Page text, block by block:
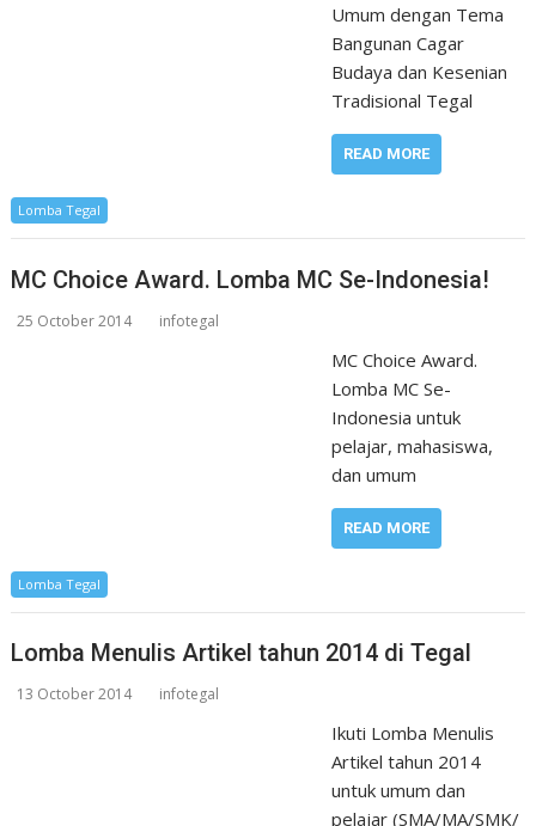
Umum dengan Tema
Bangunan Cagar
Budaya dan Kesenian
Tradisional Tegal
READ MORE
Lomba Tegal
MC Choice Award. Lomba MC Se-Indonesia!
25 October 2014 infotegal
MC Choice Award.
Lomba MC Se-
Indonesia untuk
pelajar, mahasiswa,
dan umum
READ MORE
Lomba Tegal
Lomba Menulis Artikel tahun 2014 di Tegal
13 October 2014 infotegal
Ikuti Lomba Menulis
Artikel tahun 2014
untuk umum dan
pelajar (SMA/MA/SMK/